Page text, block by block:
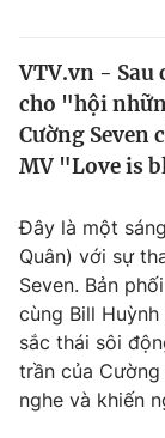
Tin tức
Thế giới đó đây
Câu chuyện
Kinh tế
Tài chính
Góc doanh
Dữ liệu và đời
Truyền hình
Phim VTV
Hậu trường
Nhân vật
Giải trí
Điện ảnh
Âm nhạc
Đời sống
VTV.vn - Sau
cho "hội
Cường Seven
MV "Love is
Đây là một
Quân) với sự
Seven. Bản
cùng Bill
sắc thái sôi
trần của
nghe và khiến